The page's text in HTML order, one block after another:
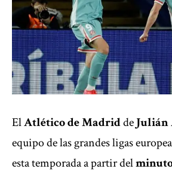
ElAtlético de MadriddeJulián
equipo de las grandes ligas
esta temporada a partir del